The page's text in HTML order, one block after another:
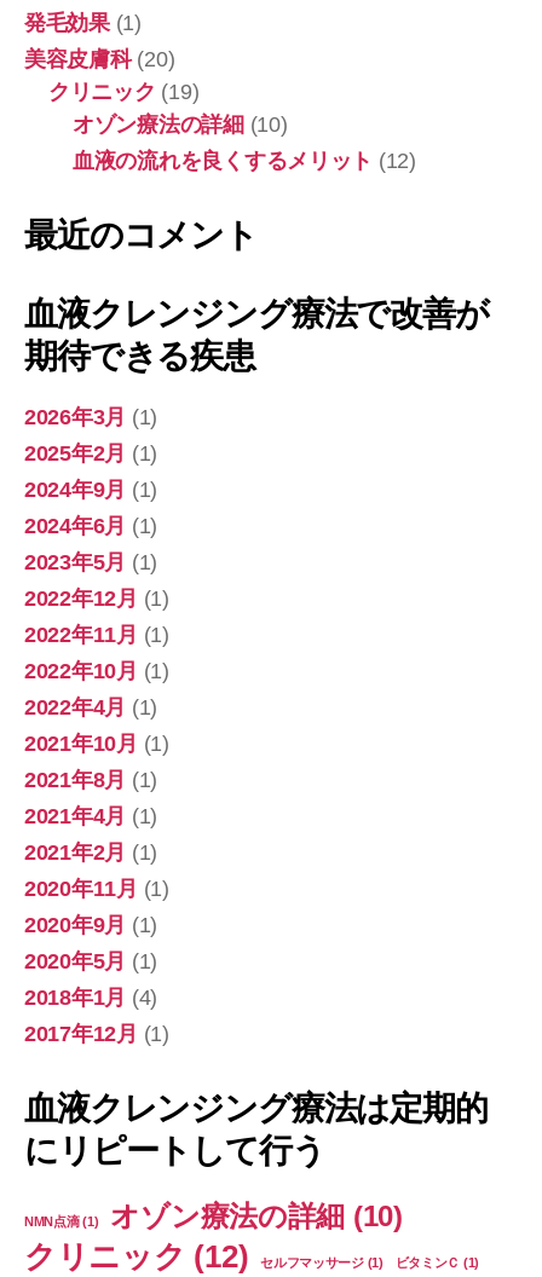
改
善
が
疾
患
発毛効果(1)
美容皮膚科(20)
クリニック (19)
オゾン療法の詳細 (10)
血液の流れを良くするメリット (12)
最近のコメント
血液クレンジング療法で改善が
期待できる疾患
2026年3月 (1)
2025年2月 (1)
2024年9月 (1)
2024年6月 (1)
2023年5月 (1)
2022年12月 (1)
2022年11月 (1)
2022年10月 (1)
2022年4月 (1)
2021年10月 (1)
2021年8月 (1)
2021年4月 (1)
2021年2月 (1)
2020年11月 (1)
2020年9月 (1)
2020年5月 (1)
2018年1月 (4)
2017年12月 (1)
血液クレンジング療法は定期的
にリピートして行う
NMN点滴(1) オゾン療法の詳細 (10)
クリニック (12) セルフマッサージ(1) ビタミンＣ (1)